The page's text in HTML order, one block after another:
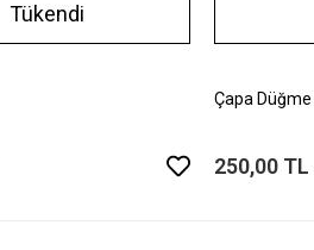
Tükendi
Çapa Düğme
250,00 TL